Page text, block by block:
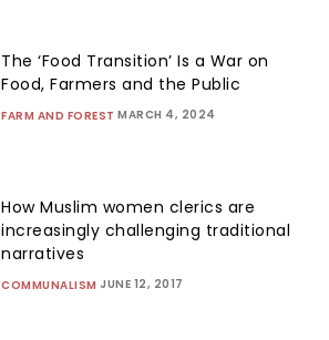
The ‘Food Transition’ Is a War on
Food, Farmers and the Public
FARM AND FOREST MARCH 4, 2024
How Muslim women clerics are
increasingly challenging traditional
narratives
COMMUNALISM JUNE 12, 2017